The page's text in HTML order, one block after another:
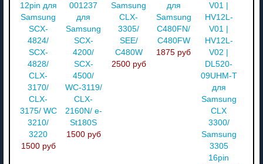
12pin для
Samsung
SCX-
4824/
SCX-
4828/
CLX-
3170/
CLX-
3175/ WC
3210/
3220
1500 руб
001237
для
Samsung
SCX-
4200/
SCX-
4500/
WC-3119/
CLX-
2160N/ e-
St180S
1500 руб
Samsung
CLX-
3305/
SEE/
C480W
2500 руб
для
Samsung
C480FN/
C480FW
1875 руб
V01 |
HV12L-
V01 |
HV12L-
V02 |
DL520-
09UHM-T
для
Samsung
CLX
3300/
Samsung
3305
16pin